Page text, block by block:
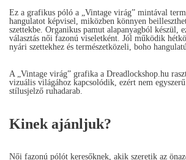
Ez a grafikus póló a „Vintage virág” mintával
hangulatot képvisel, miközben könnyen
szettekbe. Organikus pamut alapanyagból készül,
választás női fazonú viseletként. Jól működik
nyári szettekhez és természetközeli, boho
A „Vintage virág” grafika a Dreadlockshop.hu
vizuális világához kapcsolódik, ezért nem
stílusjelző ruhadarab.
Kinek ajánljuk?
Női fazonú pólót keresőknek, akik szeretik az